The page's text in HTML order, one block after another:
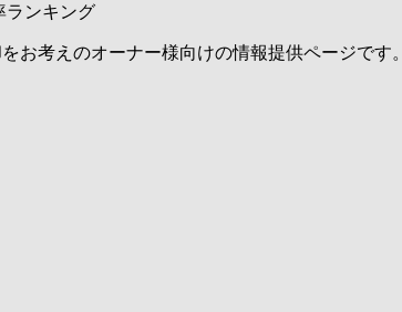
ランキング
お考えのオーナー様向けの情報提供ページです。